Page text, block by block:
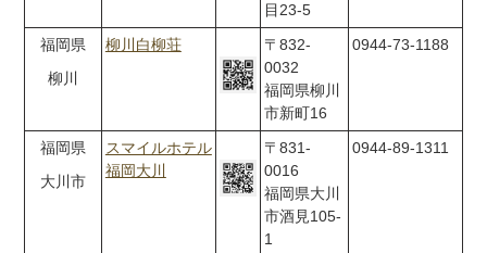
目23-5
福岡県
柳川
柳川白柳荘
〒832-
0032
福岡県柳川
市新町16
0944-73-1188
福岡県
大川市
スマイルホテル
福岡大川
〒831-
0016
福岡県大川
市酒見105-
1
0944-89-1311